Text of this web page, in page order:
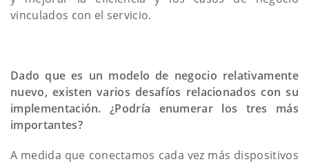
vinculados con el servicio.
Dado que es un modelo de negocio relativamente
nuevo, existen varios desafíos relacionados con su
implementación. ¿Podría enumerar los tres más
importantes?
A medida que conectamos cada vez más dispositivos